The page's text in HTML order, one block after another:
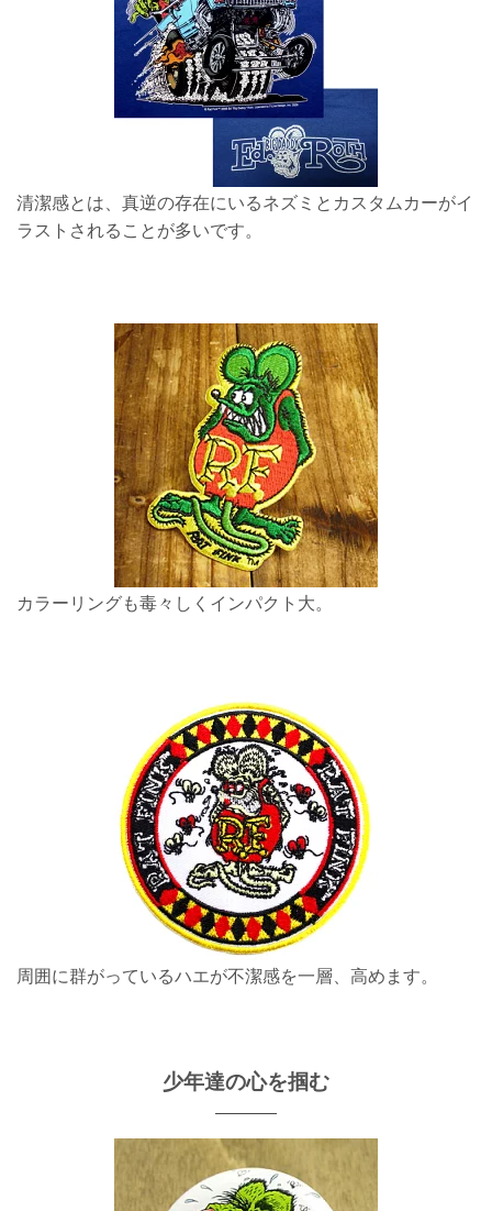
清潔感とは、真逆の存在にいるネズミとカスタムカーがイ
ラストされることが多いです。
カラーリングも毒々しくインパクト大。
周囲に群がっているハエが不潔感を一層、高めます。
少年達の心を掴む